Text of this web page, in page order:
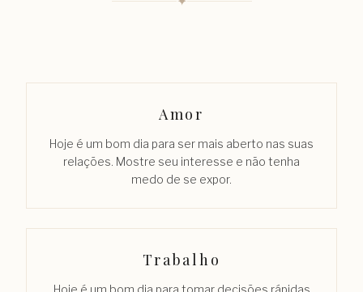
Amor
Hoje é um bom dia para ser mais aberto nas suas
relações. Mostre seu interesse e não tenha
medo de se expor.
Trabalho
Hoje é um bom dia para tomar decisões rápidas